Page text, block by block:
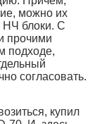
можно их
НЧ блоки. С
прочими
подходе,
согласовать.
купил